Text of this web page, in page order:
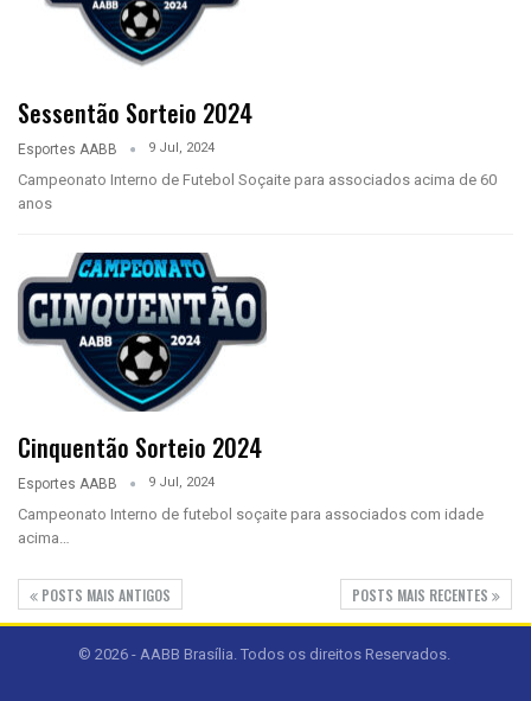
Sessentão Sorteio 2024
Esportes AABB 9 Jul, 2024
Campeonato Interno de Futebol Soçaite para associados acima de 60
anos
Cinquentão Sorteio 2024
Esportes AABB 9 Jul, 2024
Campeonato Interno de futebol soçaite para associados com idade
acima…
POSTS MAIS ANTIGOS POSTS MAIS RECENTES
© 2026 - AABB Brasília. Todos os direitos Reservados.